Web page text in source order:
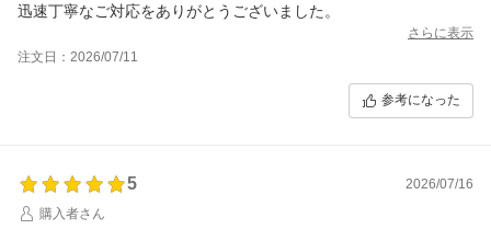
迅速丁寧なご対応をありがとうございました。
さらに表示
注文日：2026/07/11
参考になった
5
2026/07/16
購入者さん